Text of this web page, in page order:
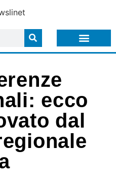
ecco
dal